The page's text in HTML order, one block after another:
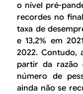
o nível pré-
recordes no
taxa de
e 13,2% em
2022. Contudo,
partir da
número de
ainda não se